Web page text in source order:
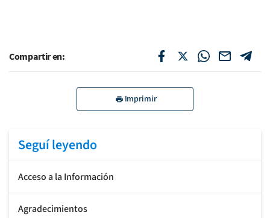
Compartir en:
Imprimir
Seguí leyendo
Acceso a la Información
Agradecimientos